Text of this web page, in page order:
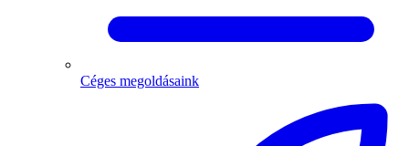
Céges megoldásaink